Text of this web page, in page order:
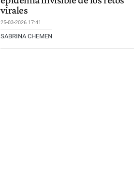
virales
25-03-2026 17:41
SABRINA CHEMEN